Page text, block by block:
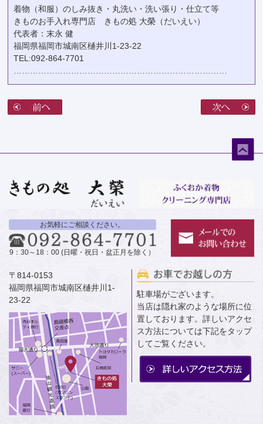
着物（和服）のしみ抜き・丸洗い・洗い張り・仕立て等
きものお手入れ専門店 きもの処 大榮（だいえい）
代表者：末永 健
福岡県福岡市城南区樋井川1-23-22
TEL:092-864-7701
お気軽にご相談ください。
9：30～18：00 (日曜・祝日・盆正月を除く）
〒814-0153
福岡県福岡市城南区樋井川1-
23-22
駐車場がございます。
当店は隠れ家のような場所に位
置しております。詳しいアクセ
ス方法については下記をタップ
してご覧ください。